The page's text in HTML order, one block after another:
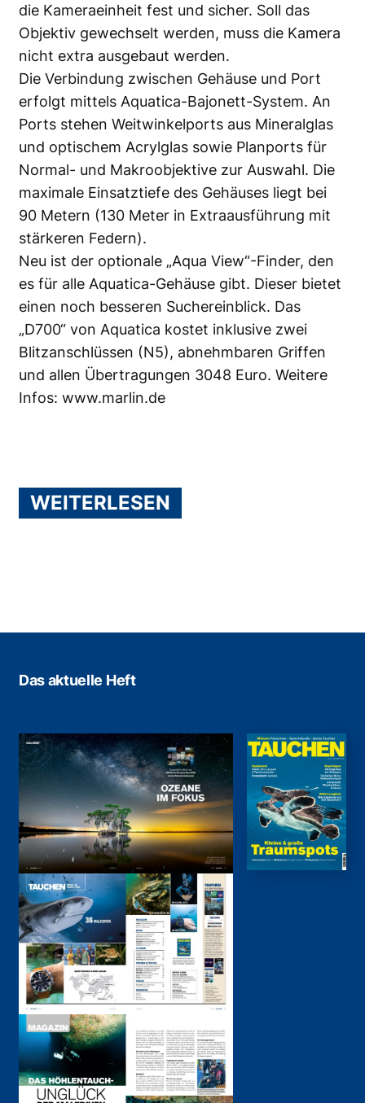
die Kameraeinheit fest und sicher. Soll das
Objektiv gewechselt werden, muss die Kamera
nicht extra ausgebaut werden.
Die Verbindung zwischen Gehäuse und Port
erfolgt mittels Aquatica-Bajonett-System. An
Ports stehen Weitwinkelports aus Mineralglas
und optischem Acrylglas sowie Planports für
Normal- und Makroobjektive zur Auswahl. Die
maximale Einsatztiefe des Gehäuses liegt bei
90 Metern (130 Meter in Extraausführung mit
stärkeren Federn).
Neu ist der optionale „Aqua View“-Finder, den
es für alle Aquatica-Gehäuse gibt. Dieser bietet
einen noch besseren Suchereinblick. Das
„D700“ von Aquatica kostet inklusive zwei
Blitzanschlüssen (N5), abnehmbaren Griffen
und allen Übertragungen 3048 Euro. Weitere
Infos: www.marlin.de
WEITERLESEN
Das aktuelle Heft